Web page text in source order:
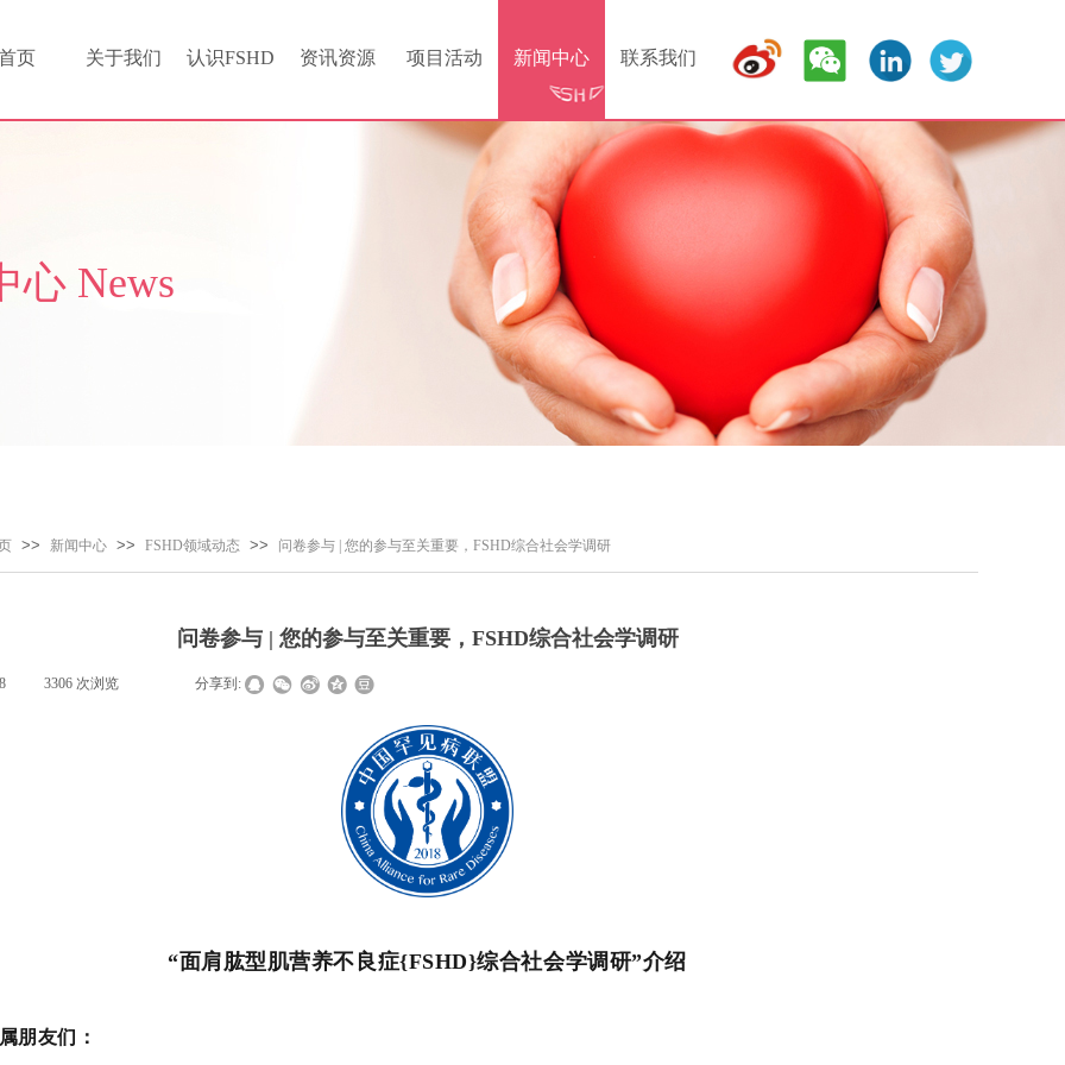
页 关于我们 认识FSHD 资讯资源 项目活动 新闻中心 联系我们
心 News
>> 新闻中心 >> FSHD领域动态 >> 问卷参与 | 您的参与至关重要，FSHD综合社会学调研
问卷参与 | 您的参与至关重要，FSHD综合社会学调研
3306 次浏览 分享到:
“面肩肱型肌营养不良症{FSHD}综合社会学调研”介绍
朋友们：